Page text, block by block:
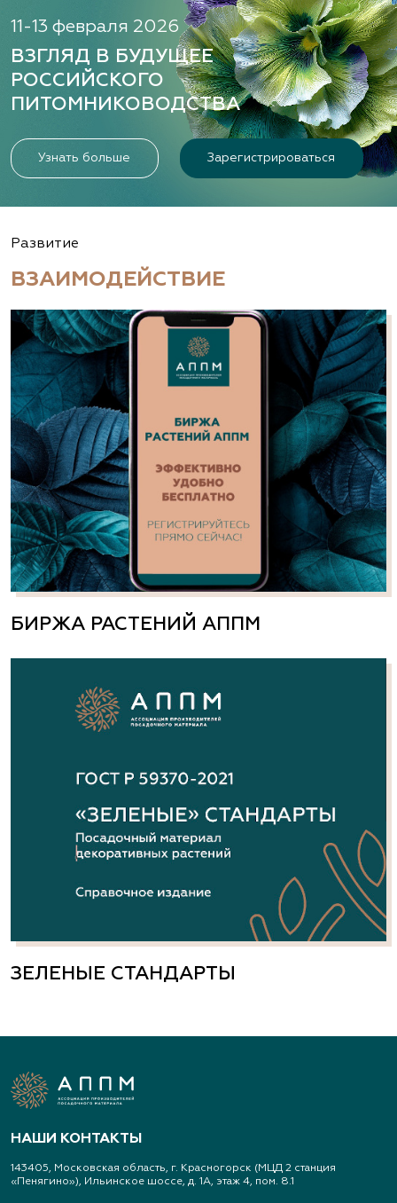
11-13 февраля 2026
ВЗГЛЯД В БУДУЩЕЕ
РОССИЙСКОГО
ПИТОМНИКОВОДСТВА
Узнать больше Зарегистрироваться
Развитие
ВЗАИМОДЕЙСТВИЕ
БИРЖА РАСТЕНИЙ АППМ
ЗЕЛЕНЫЕ СТАНДАРТЫ
НАШИ КОНТАКТЫ
143405, Московская область, г. Красногорск (МЦД 2 станция
«Пенягино»), Ильинское шоссе, д. 1А, этаж 4, пом. 8.1